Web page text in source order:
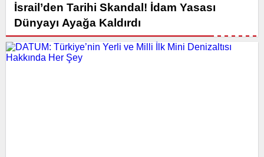
İsrail’den Tarihi Skandal! İdam Yasası
Dünyayı Ayağa Kaldırdı